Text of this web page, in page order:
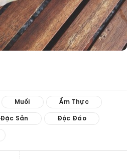
Muối Ẩm Thực
Đặc Sản Độc Đáo